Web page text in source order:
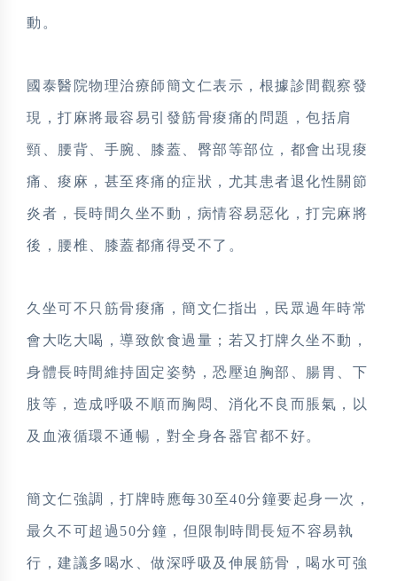
動。
國泰醫院物理治療師簡文仁表示，根據診間觀察發
現，打麻將最容易引發筋骨痠痛的問題，包括肩
頸、腰背、手腕、膝蓋、臀部等部位，都會出現痠
痛、痠麻，甚至疼痛的症狀，尤其患者退化性關節
炎者，長時間久坐不動，病情容易惡化，打完麻將
後，腰椎、膝蓋都痛得受不了。
久坐可不只筋骨痠痛，簡文仁指出，民眾過年時常
會大吃大喝，導致飲食過量；若又打牌久坐不動，
身體長時間維持固定姿勢，恐壓迫胸部、腸胃、下
肢等，造成呼吸不順而胸悶、消化不良而脹氣，以
及血液循環不通暢，對全身各器官都不好。
簡文仁強調，打牌時應每30至40分鐘要起身一次，
最久不可超過50分鐘，但限制時間長短不容易執
行，建議多喝水、做深呼吸及伸展筋骨，喝水可強